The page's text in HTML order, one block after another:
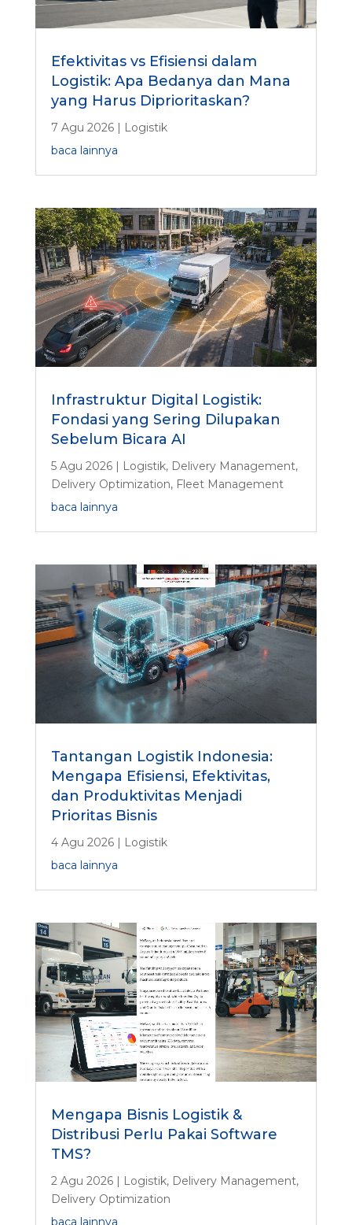
Efektivitas vs Efisiensi dalam
Logistik: Apa Bedanya dan Mana
yang Harus Diprioritaskan?
7 Agu 2026| Logistik
baca lainnya
Infrastruktur Digital Logistik:
Fondasi yang Sering Dilupakan
Sebelum Bicara AI
5 Agu 2026| Logistik, Delivery Management,
Delivery Optimization, Fleet Management
baca lainnya
Tantangan Logistik Indonesia:
Mengapa Efisiensi, Efektivitas,
dan Produktivitas Menjadi
Prioritas Bisnis
4 Agu 2026| Logistik
baca lainnya
Mengapa Bisnis Logistik &
Distribusi Perlu Pakai Software
TMS?
2 Agu 2026| Logistik, Delivery Management,
Delivery Optimization
baca lainnya